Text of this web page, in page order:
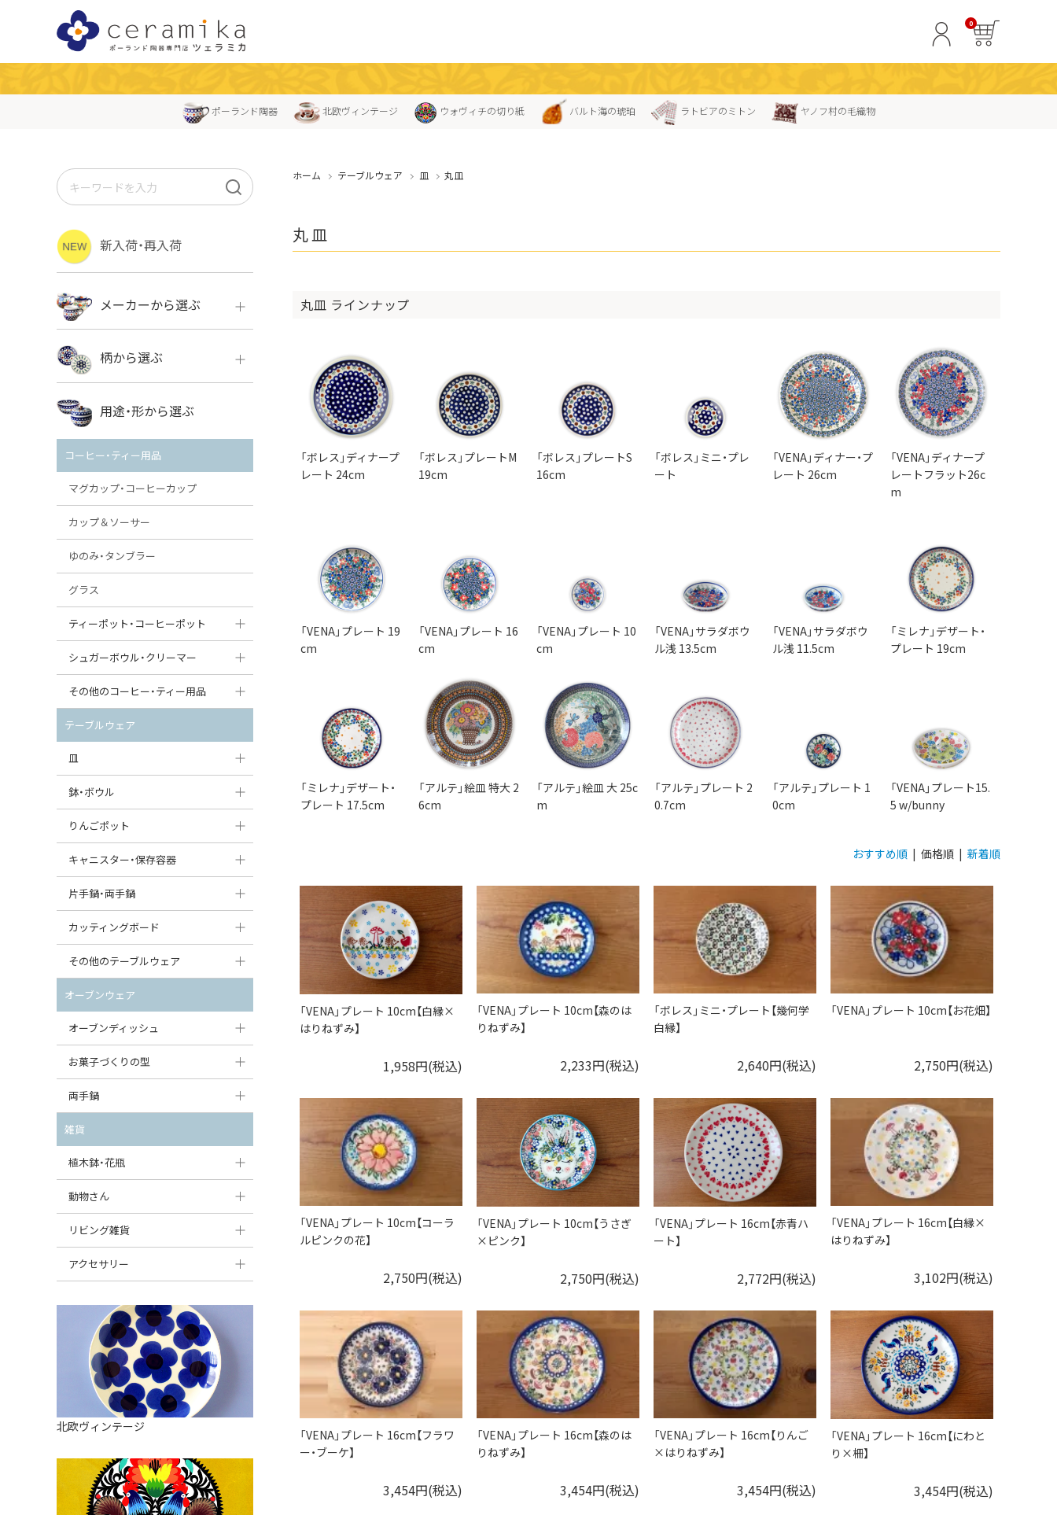
0
ポーランド陶器 北欧ヴィンテージ ウォヴィチの切り紙 バルト海の琥珀 ラトビアのミトン ヤノフ村の毛織物
ホーム テーブルウェア 皿 丸皿
丸皿
丸皿 ラインナップ
「ボレス」ディナープ
レート 24cm
「ボレス」プレートM
19cm
「ボレス」プレートS
16cm
「ボレス」ミニ・プレ
ート
「VENA」ディナー・プ
レート 26cm
「VENA」ディナープ
レートフラット26c
m
「VENA」プレート 19
cm
「VENA」プレート 16
cm
「VENA」プレート 10
cm
「VENA」サラダボウ
ル浅 13.5cm
「VENA」サラダボウ
ル浅 11.5cm
「ミレナ」デザート・
プレート 19cm
「ミレナ」デザート・
プレート 17.5cm
「アルテ」絵皿 特大 2
6cm
「アルテ」絵皿 大 25c
m
「アルテ」プレート 2
0.7cm
「アルテ」プレート 1
0cm
「VENA」プレート15.
5 w/bunny
おすすめ順 | 価格順 | 新着順
「VENA」プレート 10cm【白縁×
はりねずみ】
1,958円(税込)
「VENA」プレート 10cm【森のは
りねずみ】
2,233円(税込)
「ボレス」ミニ・プレート【幾何学
白縁】
2,640円(税込)
「VENA」プレート 10cm【お花畑】
2,750円(税込)
「VENA」プレート 10cm【コーラ
ルピンクの花】
2,750円(税込)
「VENA」プレート 10cm【うさぎ
×ピンク】
2,750円(税込)
「VENA」プレート 16cm【赤青ハ
ート】
2,772円(税込)
「VENA」プレート 16cm【白縁×
はりねずみ】
3,102円(税込)
「VENA」プレート 16cm【フラワ
ー・ブーケ】
3,454円(税込)
「VENA」プレート 16cm【森のは
りねずみ】
3,454円(税込)
「VENA」プレート 16cm【りんご
×はりねずみ】
3,454円(税込)
「VENA」プレート 16cm【にわと
り×柵】
3,454円(税込)
新入荷・再入荷
メーカーから選ぶ
ボレス
VENA
ミレナ
柄から選ぶ
ボレス
用途・形から選ぶ
コーヒー・ティー用品
マグカップ・コーヒーカップ
カップ＆ソーサー
ゆのみ・タンブラー
グラス
ティーポット・コーヒーポット
ティーポット
コーヒーポット
シュガーボウル・クリーマー
シュガーボウル
クリーマー
その他のコーヒー・ティー用品
ポットウォーマー
ピッチャー
コーヒードリッパー
すべて見る
テーブルウェア
皿
大皿（24cm〜）
中皿（18〜24cm）
丸皿
スープ皿
ダルマプレート
たまご型プレート
ハート型プレート
変形プレート
分割ディッシュ
すべて見る
鉢・ボウル
大鉢（21cm〜）
中鉢（16〜21cm）
丸鉢・どんぶり・ボウル
茶碗
オーバルボウル
ハートボウル
葉っぱ型ボウル
りんご型ボウル
いちご型ボウル
星型ボウル
スープカップ
そば猪口・フリーカップ
ココット
薬味入れ
ミキシングボウル
すべて見る
りんごポット
りんごポット
りんごポット小
キャニスター・保存容器
キャニスター
つぼ
ガーリックポット
オニオンキャニスター
ガーリックキャニスター
チーズケース
バターディッシュ
六角形ポット
ボトル
すべて見る
片手鍋・両手鍋
ソースパン（片手鍋）
スープチュリーン
カッティングボード
角型カッティングボード
丸型カッティングボード
すべて見る
その他のテーブルウェア
調味料入れ
グレイヴィーボート
エッグカップ
ケーキスタンド
カトラリー
はしおき・カトラリーレスト
オーブンウェア
オーブンディッシュ
大型（24cm〜）
中型（18〜24cm）
スクエアオーブンディッシュ
オーバルオーブンディッシュ
すべて見る
お菓子づくりの型
パウンド型
マフィン型
すべて見る
両手鍋
チュリーン
キャセロール
すべて見る
雑貨
植木鉢・花瓶
植木鉢
花瓶
動物さん
フィギュア・置物
貯金箱
オーナメント
クリーマー
リビング雑貨
スツール
バス・洗面用品
家具小物
小物入れ
アロマポット
バスケット
装飾用タイル・プレート
アクセサリー
ペンダントトップ
すべて見る
北欧ヴィンテージ